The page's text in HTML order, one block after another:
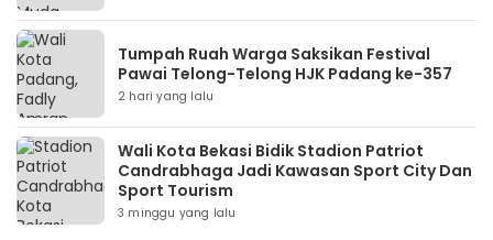
Tumpah Ruah Warga Saksikan Festival
Pawai Telong-Telong HJK Padang ke-357
2 hari yang lalu
Wali Kota Bekasi Bidik Stadion Patriot
Candrabhaga Jadi Kawasan Sport City Dan
Sport Tourism
3 minggu yang lalu